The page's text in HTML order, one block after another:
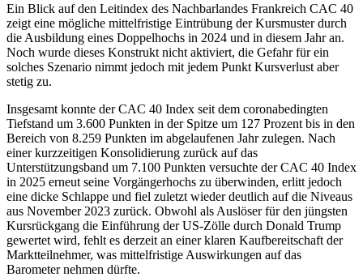
Ein Blick auf den Leitindex des Nachbarlandes Frankreich CAC 40
zeigt eine mögliche mittelfristige Eintrübung der Kursmuster durch
die Ausbildung eines Doppelhochs in 2024 und in diesem Jahr an.
Noch wurde dieses Konstrukt nicht aktiviert, die Gefahr für ein
solches Szenario nimmt jedoch mit jedem Punkt Kursverlust aber
stetig zu.
Insgesamt konnte der CAC 40 Index seit dem coronabedingten
Tiefstand um 3.600 Punkten in der Spitze um 127 Prozent bis in den
Bereich von 8.259 Punkten im abgelaufenen Jahr zulegen. Nach
einer kurzzeitigen Konsolidierung zurück auf das
Unterstützungsband um 7.100 Punkten versuchte der CAC 40 Index
in 2025 erneut seine Vorgängerhochs zu überwinden, erlitt jedoch
eine dicke Schlappe und fiel zuletzt wieder deutlich auf die Niveaus
aus November 2023 zurück. Obwohl als Auslöser für den jüngsten
Kursrückgang die Einführung der US-Zölle durch Donald Trump
gewertet wird, fehlt es derzeit an einer klaren Kaufbereitschaft der
Marktteilnehmer, was mittelfristige Auswirkungen auf das
Barometer nehmen dürfte.